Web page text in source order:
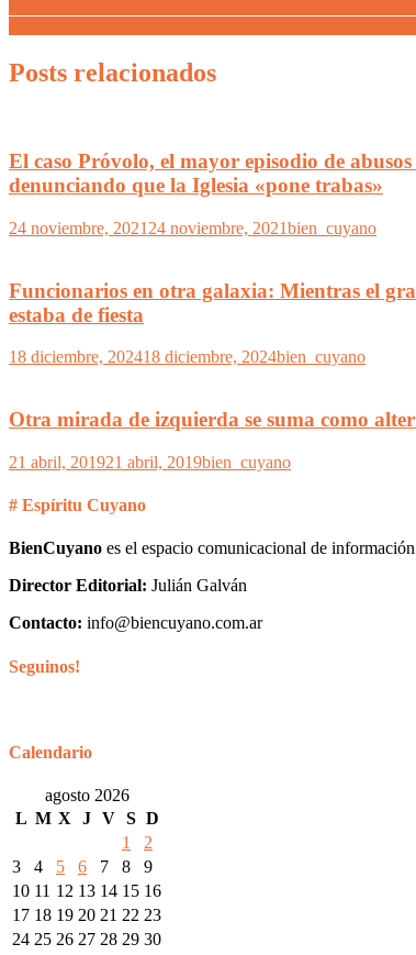
Posts relacionados
El caso Próvolo, el mayor episodio de
denunciando que la Iglesia «pone trabas»
24 noviembre, 2021 24 noviembre, 2021bien_cuyano
Funcionarios en otra galaxia: Mientras el
estaba de fiesta
18 diciembre, 202418 diciembre, 2024bien_cuyano
Otra mirada de izquierda se suma como
21 abril, 201921 abril, 2019bien_cuyano
# Espíritu Cuyano
BienCuyano es el espacio comunicacional de
Director Editorial: Julián Galván
Contacto: info@biencuyano.com.ar
Seguinos!
Calendario
agosto 2026
L M X J V S D
1
2
3
4 5 6 7 8
9
10 11 12 13 14 15 16
17 18 19 20 21 22 23
24 25 26 27 28 29 30